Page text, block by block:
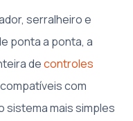
serralheiro e
ponta a ponta, a
decontroles
com
sistema mais simples